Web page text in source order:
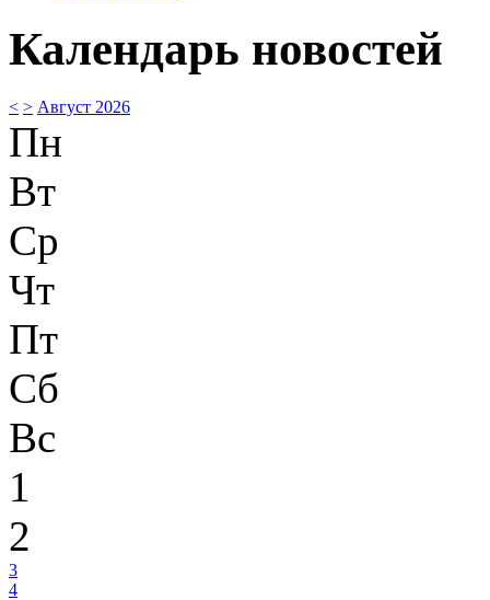
Календарь новостей
< > Август 2026
Пн
Вт
Ср
Чт
Пт
Сб
Вс
1
2
3
4